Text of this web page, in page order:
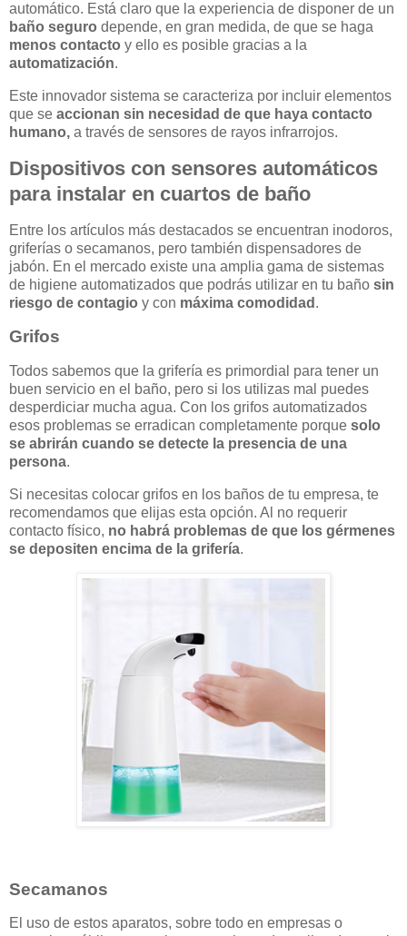
automático. Está claro que la experiencia de disponer de un
baño seguro depende, en gran medida, de que se haga
menos contacto y ello es posible gracias a la
automatización.
Este innovador sistema se caracteriza por incluir elementos
que se accionan sin necesidad de que haya contacto
humano, a través de sensores de rayos infrarrojos.
Dispositivos con sensores automáticos
para instalar en cuartos de baño
Entre los artículos más destacados se encuentran inodoros,
griferías o secamanos, pero también dispensadores de
jabón. En el mercado existe una amplia gama de sistemas
de higiene automatizados que podrás utilizar en tu baño sin
riesgo de contagio y con máxima comodidad .
Grifos
Todos sabemos que la grifería es primordial para tener un
buen servicio en el baño, pero si los utilizas mal puedes
desperdiciar mucha agua. Con los grifos automatizados
esos problemas se erradican completamente porque solo
se abrirán cuando se detecte la presencia de una
persona.
Si necesitas colocar grifos en los baños de tu empresa, te
recomendamos que elijas esta opción. Al no requerir
contacto físico, no habrá problemas de que los gérmenes
se depositen encima de la grifería.
Secamanos
El uso de estos aparatos, sobre todo en empresas o